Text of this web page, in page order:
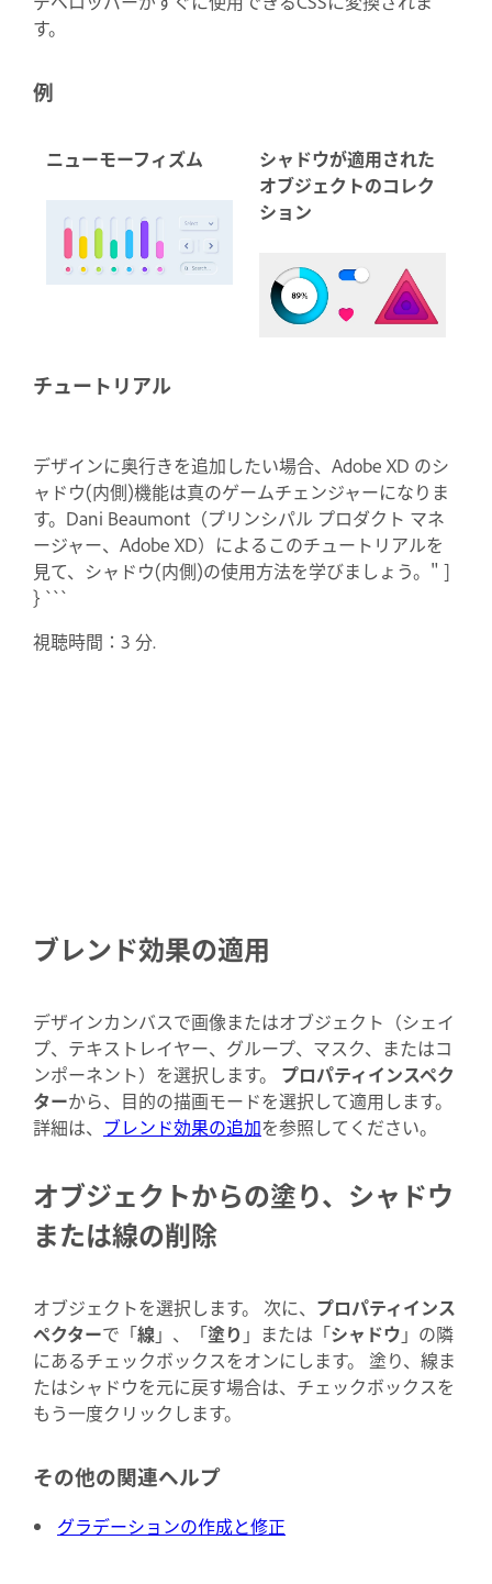
す。
例
ニューモーフィズム
シャドウが適用された
オブジェクトのコレク
ション
チュートリアル
デザインに奥行きを追加したい場合、Adobe XD のシ
ャドウ(内側)機能は真のゲームチェンジャーになりま
す。Dani Beaumont（プリンシパル プロダクト マネ
ージャー、Adobe XD）によるこのチュートリアルを
見て、シャドウ(内側)の使用方法を学びましょう。" ]
} ```
視聴時間：3 分.
ブレンド効果の適用
デザインカンバスで画像またはオブジェクト（シェイ
プ、テキストレイヤー、グループ、マスク、またはコ
ンポーネント）を選択します。 プロパティインスペク
ターから、目的の描画モードを選択して適用します。
詳細は、 ブレンド効果の追加を参照してください。
オブジェクトからの塗り、シャドウ
または線の削除
オブジェクトを選択します。 次に、 プロパティインス
ペクターで「線」、「塗り 」または「シャドウ 」の隣
にあるチェックボックスをオンにします。 塗り、線ま
たはシャドウを元に戻す場合は、チェックボックスを
もう一度クリックします。
その他の関連ヘルプ
グラデーションの作成と修正